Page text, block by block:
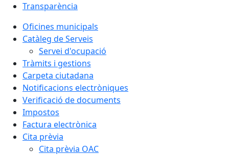
Transparència
Oficines municipals
Catàleg de Serveis
Servei d'ocupació
Tràmits i gestions
Carpeta ciutadana
Notificacions electròniques
Verificació de documents
Impostos
Factura electrònica
Cita prèvia
Cita prèvia OAC